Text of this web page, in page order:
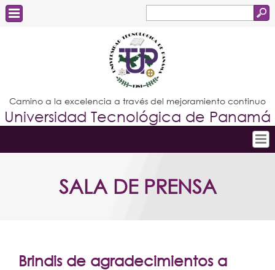
de
búsqueda
Estudiantes
Docentes
Administrativos
Graduados
Camino a la excelencia a través del mejoramiento continuo
Universidad Tecnológica de Panamá
Conoce la UTP
Postgrados
SALA DE PRENSA
Brindis de agradecimientos a